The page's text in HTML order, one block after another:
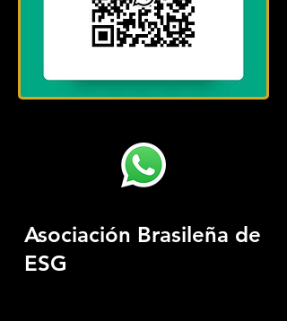
Asociación Brasileña de
ESG